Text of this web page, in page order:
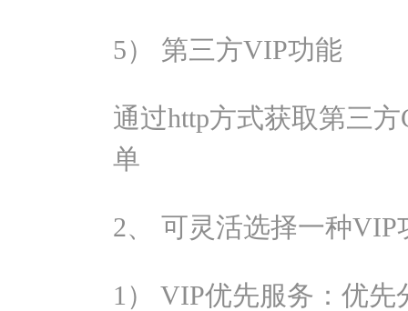
5） 第三方VIP功能
通过http方式获取第三
单
2、 可灵活选择一种VIP
1） VIP优先服务：优